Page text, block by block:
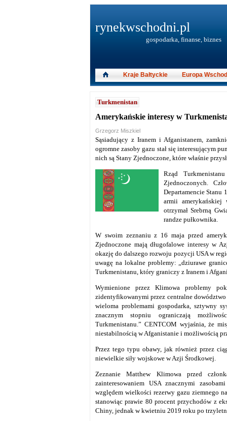
Turkmenistan
Amerykańskie interesy w
Grzegorz Miszkiel
Sąsiadujący z Iranem i Afganistanem,
ogromne zasoby gazu stał się interesującym
nich są Stany Zjednoczone, które właśnie
Rząd
Zjednoczonych.
Departamencie Stanu
armii
otrzymał Srebrną
randze pułkownika.
W swoim zeznaniu z 16 maja przed
Zjednoczone mają długofalowe interesy w
okazję do dalszego rozwoju pozycji USA w
uwagę na lokalne problemy: „dziurawe
Turkmenistanu, który graniczy z Iranem i
Wymienione przez Klimowa problemy
zidentyfikowanymi przez centralne
wieloma problemami gospodarka, sztywny
znacznym stopniu ograniczają
Turkmenistanu.” CENTCOM wyjaśnia, że
niestabilnością w Afganistanie i możliwością
Przez tego typu obawy, jak również przez
niewielkie siły wojskowe w Azji Środkowej.
Zeznanie Matthew Klimowa przed
zainteresowaniem USA znacznymi
względem wielkości rezerwy gazu ziemnego
stanowiąc prawie 80 procent przychodów z
Chiny, jednak w kwietniu 2019 roku po
rynekwschodni.pl
gospodarka, finanse, biznes
Kraje Bałtyckie Europa